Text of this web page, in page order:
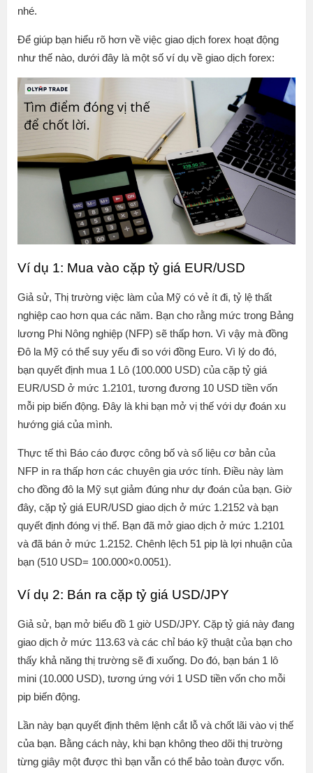
nhé.
Để giúp bạn hiểu rõ hơn về việc giao dịch forex hoạt động
như thế nào, dưới đây là một số ví dụ về giao dịch forex:
Ví dụ 1: Mua vào cặp tỷ giá EUR/USD
Giả sử, Thị trường việc làm của Mỹ có vẻ ít đi, tỷ lệ thất
nghiệp cao hơn qua các năm. Bạn cho rằng mức trong Bảng
lương Phi Nông nghiệp (NFP) sẽ thấp hơn. Vì vậy mà đồng
Đô la Mỹ có thể suy yếu đi so với đồng Euro. Vì lý do đó,
bạn quyết định mua 1 Lô (100.000 USD) của cặp tỷ giá
EUR/USD ở mức 1.2101, tương đương 10 USD tiền vốn
mỗi pip biến động. Đây là khi bạn mở vị thế với dự đoán xu
hướng giá của mình.
Thực tế thì Báo cáo được công bố và số liệu cơ bản của
NFP in ra thấp hơn các chuyên gia ước tính. Điều này làm
cho đồng đô la Mỹ sụt giảm đúng như dự đoán của bạn. Giờ
đây, cặp tỷ giá EUR/USD giao dịch ở mức 1.2152 và bạn
quyết định đóng vị thế. Bạn đã mở giao dịch ở mức 1.2101
và đã bán ở mức 1.2152. Chênh lệch 51 pip là lợi nhuận của
bạn (510 USD= 100.000×0.0051).
Ví dụ 2: Bán ra cặp tỷ giá USD/JPY
Giả sử, bạn mở biểu đồ 1 giờ USD/JPY. Cặp tỷ giá này đang
giao dịch ở mức 113.63 và các chỉ báo kỹ thuật của bạn cho
thấy khả năng thị trường sẽ đi xuống. Do đó, bạn bán 1 lô
mini (10.000 USD), tương ứng với 1 USD tiền vốn cho mỗi
pip biến động.
Lần này bạn quyết định thêm lệnh cắt lỗ và chốt lãi vào vị thế
của bạn. Bằng cách này, khi bạn không theo dõi thị trường
từng giây một được thì bạn vẫn có thể bảo toàn được vốn.